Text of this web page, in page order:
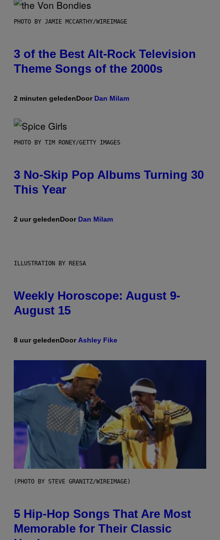
PHOTO BY JAMIE MCCARTHY/WIREIMAGE
3 of the Best Alt-Rock Television
Theme Songs of the 2000s
2 minuten geledenDoor Dan Milam
PHOTO BY TIM RONEY/GETTY IMAGES
3 No-Skip Pop Albums Turning 30
This Year
2 uur geledenDoor Dan Milam
ILLUSTRATION BY REESA
Weekly Horoscope: August 9-
August 15
8 uur geledenDoorAshley Fike
(PHOTO BY STEVE GRANITZ/WIREIMAGE)
5 Hip-Hop Songs That Are Most
Memorable for Their Classic